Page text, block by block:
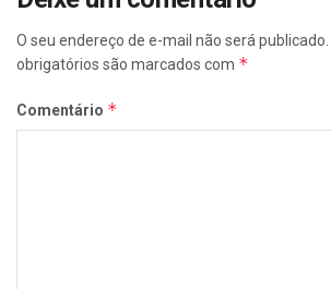
O seu endereço de e-mail não será publicado.
obrigatórios são marcados com *
Comentário *